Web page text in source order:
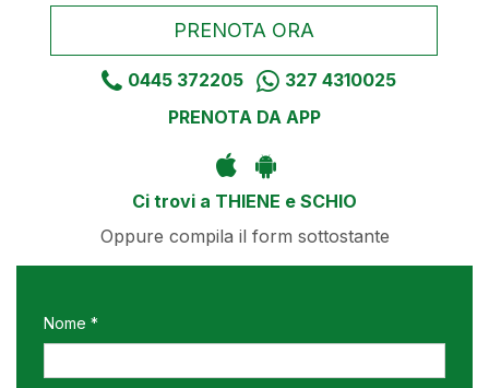
PRENOTA ORA
0445 372205
327 4310025
PRENOTA DA APP
Ci trovi a THIENE e SCHIO
Oppure compila il form sottostante
Nome *